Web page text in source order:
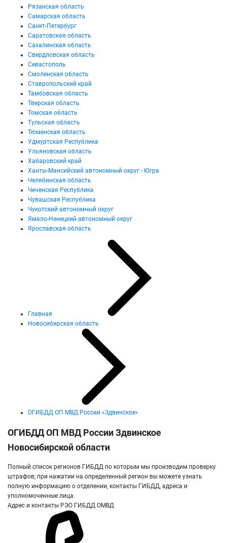
Рязанская область
Самарская область
Санкт-Петербург
Саратовская область
Сахалинская область
Свердловская область
Севастополь
Смоленская область
Ставропольский край
Тамбовская область
Тверская область
Томская область
Тульская область
Тюменская область
Удмуртская Республика
Ульяновская область
Хабаровский край
Ханты-Мансийский автономный округ - Югра
Челябинская область
Чеченская Республика
Чувашская Республика
Чукотский автономный округ
Ямало-Ненецкий автономный округ
Ярославская область
Главная
Новосибирская область
ОГИБДД ОП МВД России «Здвинское»
ОГИБДД ОП МВД России Здвинское
Новосибирской области
Полный список регионов ГИБДД по которым мы производим проверку
штрафов, при нажатии на определенный регион вы можете узнать
полную информацию о отделении, контакты ГИБДД, адреса и
уполномоченные лица.
Адрес и контакты РЭО ГИБДД ОМВД